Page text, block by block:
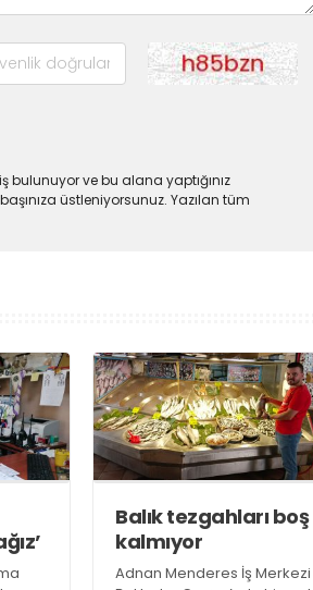
bulunuyor ve bu alana yaptığınız
üstleniyorsunuz. Yazılan tüm
Balık tezgahları boş
kalmıyor
Adnan Menderes İş Merkezi